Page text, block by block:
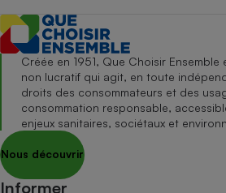
Créée en 1951, Que Choisir
non lucratif qui agit, en toute
droits des consommateurs et des
consommation responsable,
enjeux sanitaires, sociétaux et
Nous découvrir
Informer